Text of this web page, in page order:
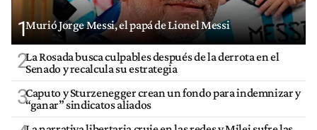
1Murió Jorge Messi, el papá de Lionel Messi
2La Rosada busca culpables después de la derrota en el
Senado y recalcula su estrategia
3Caputo y Sturzenegger crean un fondo para indemnizar y
“ganar” sindicatos aliados